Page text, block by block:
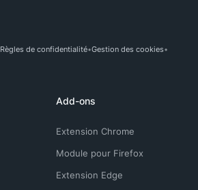
Règles de confidentialité Gestion des cookies
Add-ons
Extension Chrome
Module pour Firefox
Extension Edge